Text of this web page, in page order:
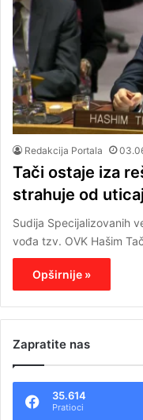
Redakcija Portala
Tači ostaje iza
strahuje od
Sudija Specijalizovanih
vođa tzv. OVK Hašim
Opširnije »
Zapratite nas
35.614
Pratioci